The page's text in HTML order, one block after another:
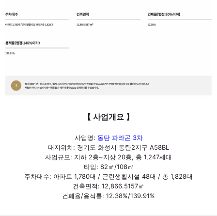
【 사업개요 】
사업명: 동탄 파라곤 3차
대지위치: 경기도 화성시 동탄2지구 A58BL
사업규모: 지하 2층~지상 20층, 총 1,247세대
타입: 82㎡/108㎡
주차대수: 아파트 1,780대 / 근린생활시설 48대 / 총 1,828대
건축면적: 12,866.5157㎡
건폐율/용적률: 12.38%/139.91%